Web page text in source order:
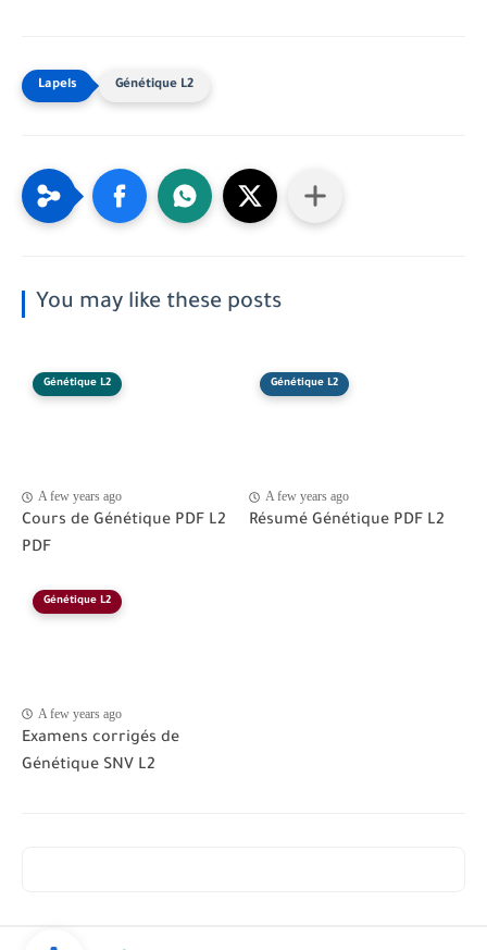
Génétique L2
You may like these posts
Génétique L2
A few years ago
Cours de Génétique PDF L2
PDF
Génétique L2
A few years ago
Résumé Génétique PDF L2
Génétique L2
A few years ago
Examens corrigés de
Génétique SNV L2